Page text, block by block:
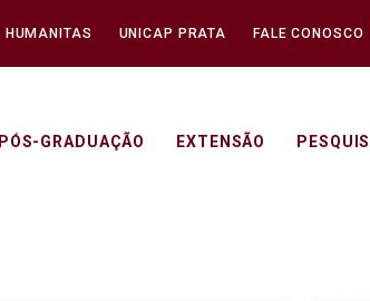
HUMANITAS UNICAP PRATA FALE CONOSCO
PÓS-GRADUAÇÃO EXTENSÃO